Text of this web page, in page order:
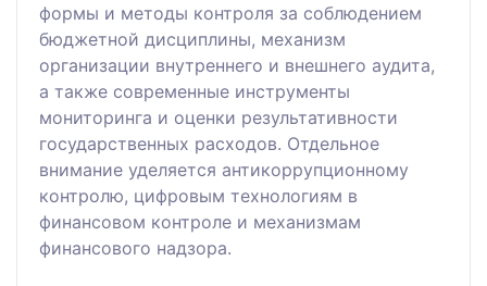
формы и методы контроля за соблюдением
бюджетной дисциплины, механизм
организации внутреннего и внешнего аудита,
а также современные инструменты
мониторинга и оценки результативности
государственных расходов. Отдельное
внимание уделяется антикоррупционному
контролю, цифровым технологиям в
финансовом контроле и механизмам
финансового надзора.